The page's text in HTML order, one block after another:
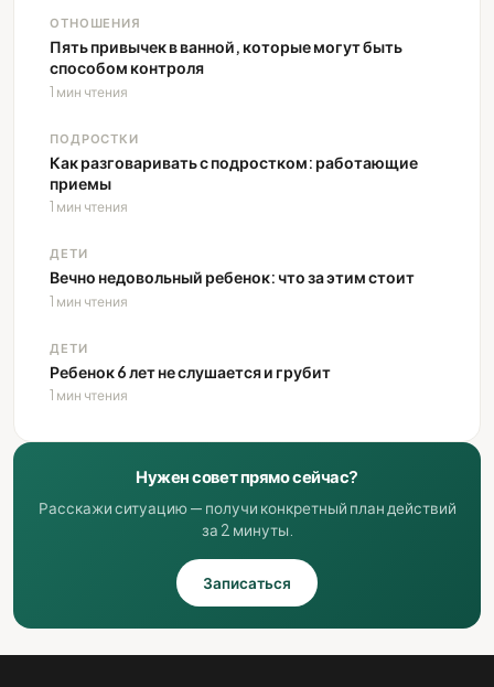
ОТНОШЕНИЯ
Пять привычек в ванной, которые могут быть
способом контроля
1 мин чтения
ПОДРОСТКИ
Как разговаривать с подростком: работающие
приемы
1 мин чтения
ДЕТИ
Вечно недовольный ребенок: что за этим стоит
1 мин чтения
ДЕТИ
Ребенок 6 лет не слушается и грубит
1 мин чтения
Нужен совет прямо сейчас?
Расскажи ситуацию — получи конкретный план действий
за 2 минуты.
Записаться